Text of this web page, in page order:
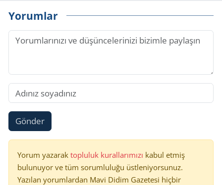
Yorumlar
Gönder
Yorum yazarak topluluk kurallarımızı kabul etmiş
bulunuyor ve tüm sorumluluğu üstleniyorsunuz.
Yazılan yorumlardan Mavi Didim Gazetesi hiçbir